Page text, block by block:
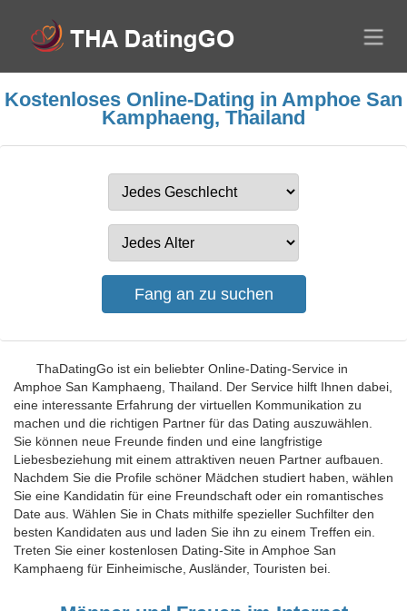
Kostenloses Online-Dating in Amphoe San
Kamphaeng, Thailand
ThaDatingGo ist ein beliebter Online-Dating-Service in
Amphoe San Kamphaeng, Thailand. Der Service hilft Ihnen dabei,
eine interessante Erfahrung der virtuellen Kommunikation zu
machen und die richtigen Partner für das Dating auszuwählen.
Sie können neue Freunde finden und eine langfristige
Liebesbeziehung mit einem attraktiven neuen Partner aufbauen.
Nachdem Sie die Profile schöner Mädchen studiert haben, wählen
Sie eine Kandidatin für eine Freundschaft oder ein romantisches
Date aus. Wählen Sie in Chats mithilfe spezieller Suchfilter den
besten Kandidaten aus und laden Sie ihn zu einem Treffen ein.
Treten Sie einer kostenlosen Dating-Site in Amphoe San
Kamphaeng für Einheimische, Ausländer, Touristen bei.